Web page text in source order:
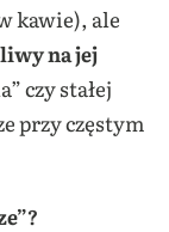
kawie), ale
na jej
czy stałej
przy częstym